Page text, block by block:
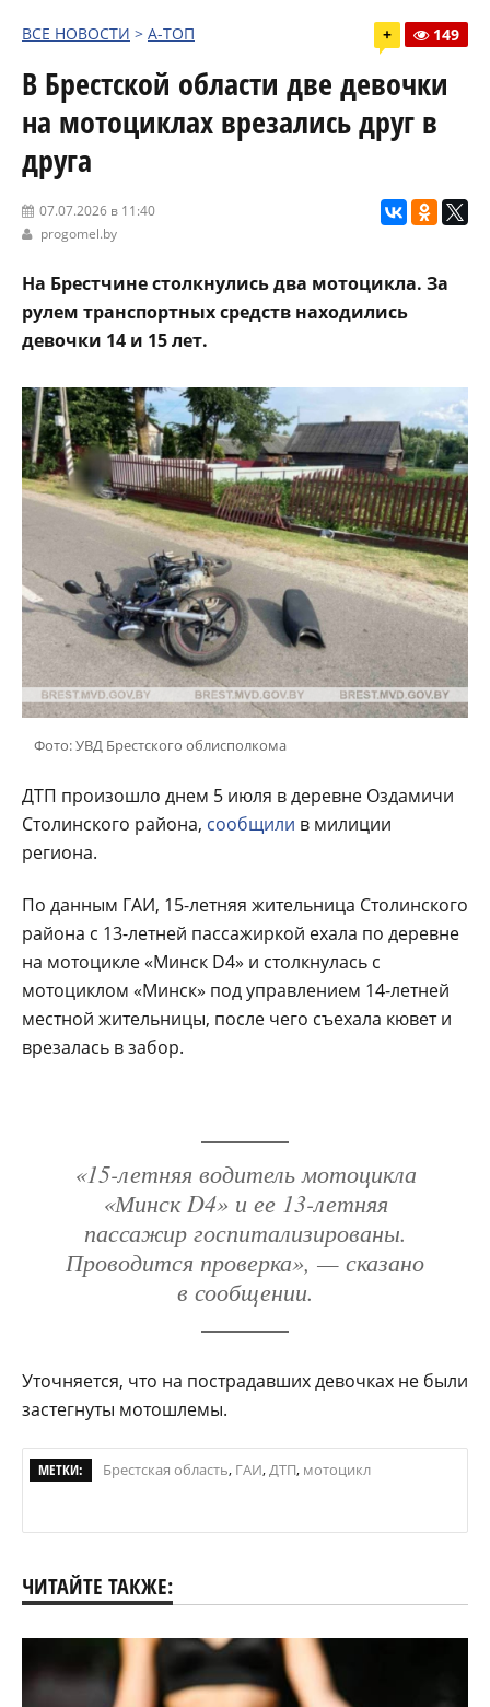
ВСЕ НОВОСТИ > А-ТОП + 149
В Брестской области две девочки
на мотоциклах врезались друг в
друга
07.07.2026 в 11:40
progomel.by
На Брестчине столкнулись два мотоцикла. За
рулем транспортных средств находились
девочки 14 и 15 лет.
Фото: УВД Брестского облисполкома
ДТП произошло днем 5 июля в деревне Оздамичи
Столинского района, сообщили в милиции
региона.
По данным ГАИ, 15-летняя жительница Столинского
района с 13-летней пассажиркой ехала по деревне
на мотоцикле «Минск D4» и столкнулась с
мотоциклом «Минск» под управлением 14-летней
местной жительницы, после чего съехала кювет и
врезалась в забор.
«15-летняя водитель мотоцикла
«Минск D4» и ее 13-летняя
пассажир госпитализированы.
Проводится проверка», — сказано
в сообщении.
Уточняется, что на пострадавших девочках не были
застегнуты мотошлемы.
МЕТКИ: Брестская область, ГАИ,ДТП, мотоцикл
ЧИТАЙТЕ ТАКЖЕ: